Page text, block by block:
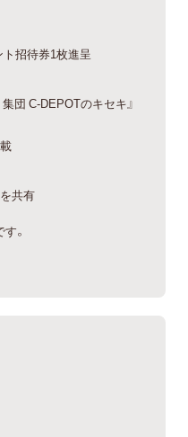
招待券1枚進呈
団 C-DEPOTのキセキ』
共有
。